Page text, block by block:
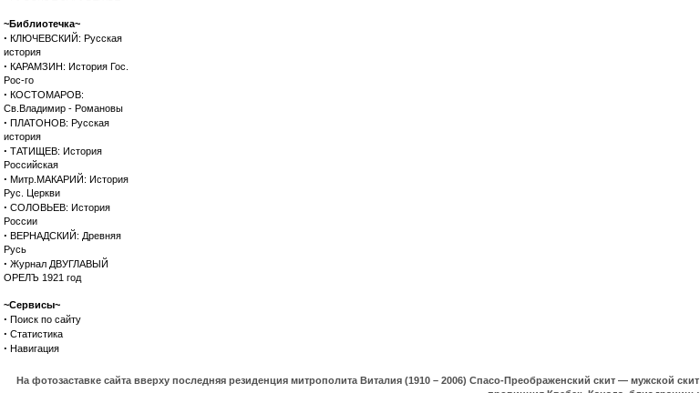
~Библиотечка~
· КЛЮЧЕВСКИЙ: Русская
история
· КАРАМЗИН: История Гос.
Рос-го
· КОСТОМАРОВ:
Св.Владимир - Романовы
· ПЛАТОНОВ: Русская
история
· ТАТИЩЕВ: История
Российская
· Митр.МАКАРИЙ: История
Рус. Церкви
· СОЛОВЬЕВ: История
России
· ВЕРНАДСКИЙ: Древняя
Русь
· Журнал ДВУГЛАВЫЙ
ОРЕЛЪ 1921 год
~Сервисы~
· Поиск по сайту
· Статистика
· Навигация
На фотозаставке сайта вверху последняя резиденция митрополита Виталия (1910 – 2006) Спасо-Преображенский скит — мужской